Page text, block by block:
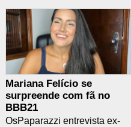
Mariana Felício se
surpreende com fã no
BBB21
OsPaparazzi entrevista ex-